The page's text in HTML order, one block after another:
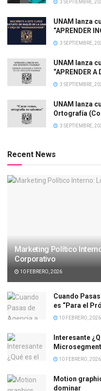
3 SEPTIEMBRE,
UNAM lanza
“APRENDER
3 SEPTIEMBRE,
UNAM lanza
“APRENDER
3 SEPTIEMBRE,
UNAM lanza
Ortografía
3 SEPTIEMBRE,
Recent News
Marketing Político
Corporativo
10 FEBRERO, 2026
Cuando
es “Para el
10 FEBRERO, 2026
Interesante
10 FEBRERO, 2026
Motion
dominar